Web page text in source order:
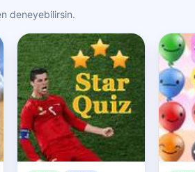
deneyebilirsin.